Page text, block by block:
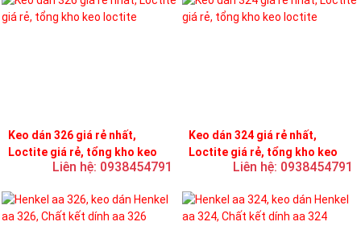
Keo dán 326 giá rẻ nhất,
Loctite giá rẻ, tổng kho keo
Liên hệ: 0938454791
Keo dán 324 giá rẻ nhất,
Loctite giá rẻ, tổng kho keo
Liên hệ: 0938454791